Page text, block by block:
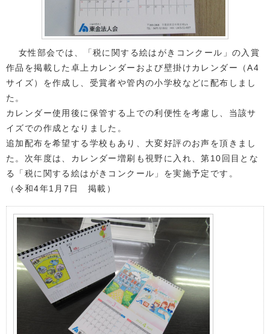
女性部会では、「税に関する絵はがきコンクール」の入賞
作品を掲載した卓上カレンダーおよび壁掛けカレンダー（A4
サイズ）を作成し、受賞者や管内の小学校などに配布しまし
た。
カレンダー使用後に保管する上での利便性を考慮し、当該サ
イズでの作成となりました。
追加配布を希望する学校もあり、大変好評のお声を頂きまし
た。次年度は、カレンダー増刷も視野に入れ、第10回目とな
る「税に関する絵はがきコンクール」を実施予定です。
（令和4年1月7日 掲載）